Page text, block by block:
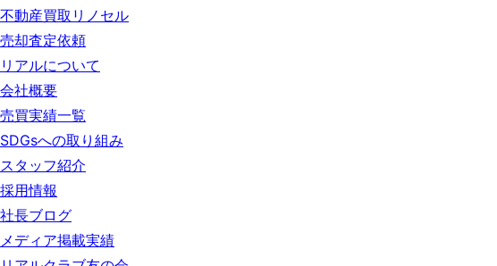
不動産買取リノセル
売却査定依頼
リアルについて
会社概要
売買実績一覧
SDGsへの取り組み
スタッフ紹介
採用情報
社長ブログ
メディア掲載実績